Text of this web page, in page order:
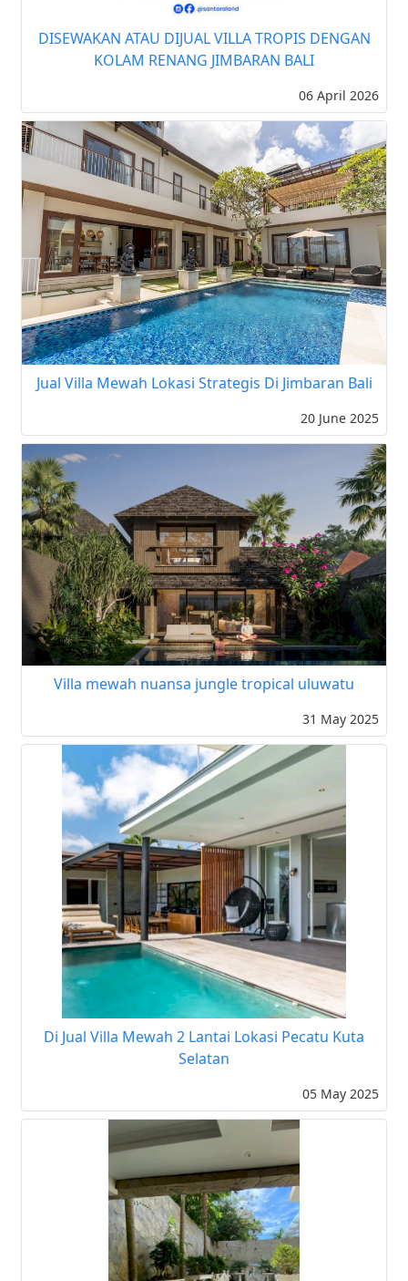
DISEWAKAN ATAU DIJUAL VILLA TROPIS DENGAN
KOLAM RENANG JIMBARAN BALI
06 April 2026
Jual Villa Mewah Lokasi Strategis Di Jimbaran Bali
20 June 2025
Villa mewah nuansa jungle tropical uluwatu
31 May 2025
Di Jual Villa Mewah 2 Lantai Lokasi Pecatu Kuta
Selatan
05 May 2025